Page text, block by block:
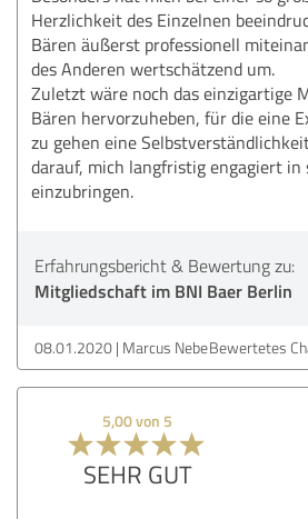
Herzlichkeit des Einzelnen
Bären äußerst professionell
des Anderen wertschätzend um.
Zuletzt wäre noch das einzigartige
Bären hervorzuheben, für die eine
zu gehen eine
darauf, mich langfristig engagiert in
einzubringen.
Erfahrungsbericht & Bewertung zu:
Mitgliedschaft im BNI Baer Berlin
08.01.2020 Marcus NebeBewertetes
5,00 von 5
SEHR GUT